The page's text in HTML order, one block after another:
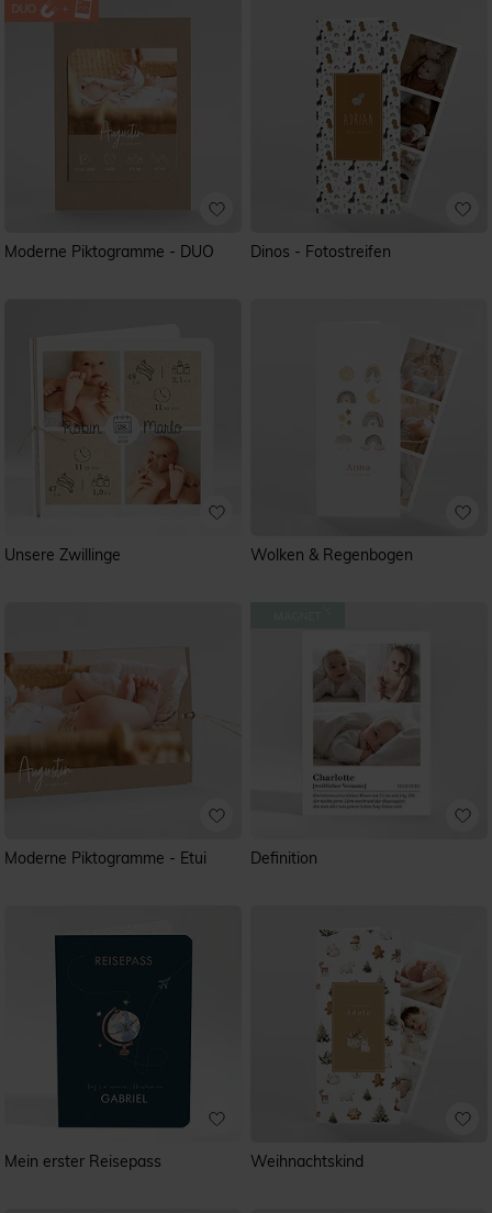
Moderne Piktogramme - DUO Dinos - Fotostreifen
Unsere Zwillinge Wolken & Regenbogen
Moderne Piktogramme - Etui Definition
Mein erster Reisepass Weihnachtskind